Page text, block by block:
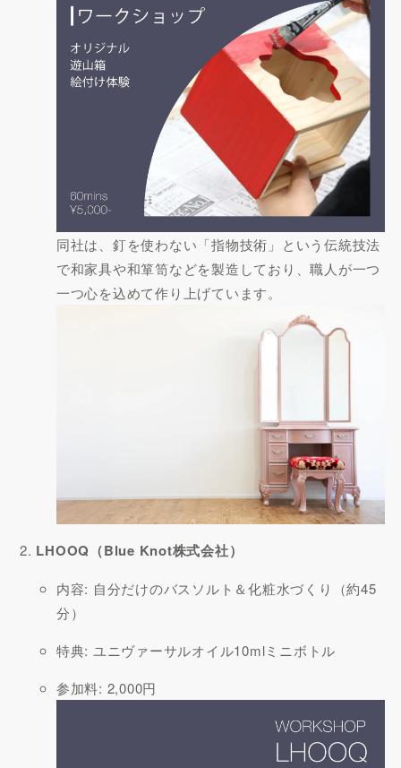
同社は、釘を使わない「指物技術」という伝統技法
で和家具や和箪笥などを製造しており、職人が一つ
一つ心を込めて作り上げています。
LHOOQ（Blue Knot株式会社）
内容: 自分だけのバスソルト＆化粧水づくり（約45
分）
特典: ユニヴァーサルオイル10mlミニボトル
参加料: 2,000円